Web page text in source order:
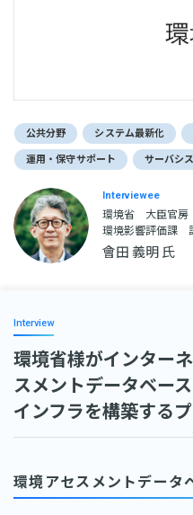
公共分野 システム最新化
運用・保守サポート
サーバシ
Interviewee
環境省 大臣官房
環境影響評価課
會田 義明 氏
Interview
環境省様がインター
スメントデータベー
インフラを構築するプ
環境アセスメントデータ